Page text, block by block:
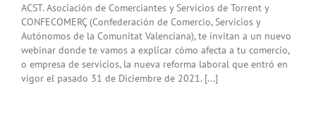
ACST. Asociación de Comerciantes y Servicios de Torrent y
CONFECOMERÇ (Confederación de Comercio, Servicios y
Autónomos de la Comunitat Valenciana), te invitan a un nuevo
webinar donde te vamos a explicar cómo afecta a tu comercio,
o empresa de servicios, la nueva reforma laboral que entró en
vigor el pasado 31 de Diciembre de 2021. [...]